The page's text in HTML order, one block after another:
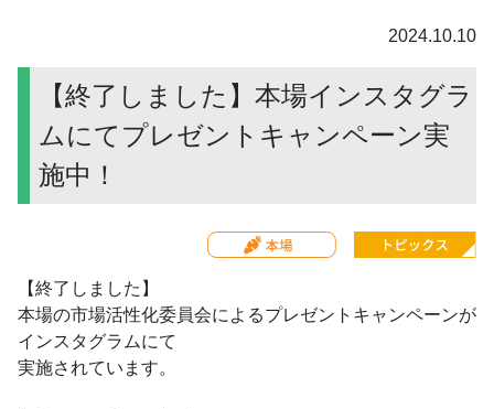
2024.10.10
【終了しました】本場インスタグラ
ムにてプレゼントキャンペーン実
施中！
【終了しました】
本場の市場活性化委員会によるプレゼントキャンペーンが
インスタグラムにて
実施されています。